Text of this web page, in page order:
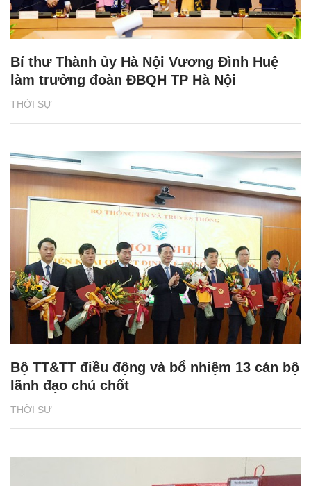
THỜI SỰ
Bí thư Thành ủy Hà Nội Vương Đình Huệ
làm trưởng đoàn ĐBQH TP Hà Nội
THỜI SỰ
Bộ TT&TT điều động và bổ nhiệm 13 cán bộ
lãnh đạo chủ chốt